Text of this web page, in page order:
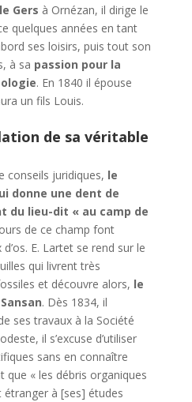
Gers à Ornézan, il dirige le
quelques années en tant
ses loisirs, puis tout son
à sa passion pour la
. En 1840 il épouse
un fils Louis.
de sa véritable
conseils juridiques, le
donne une dent de
du lieu-dit « au camp de
de ce champ font
E. Lartet se rend sur le
qui livrent très
et découvre alors, le
. Dès 1834, il
ses travaux à la Société
il s’excuse d’utiliser
sans en connaître
« les débris organiques
à [ses] études